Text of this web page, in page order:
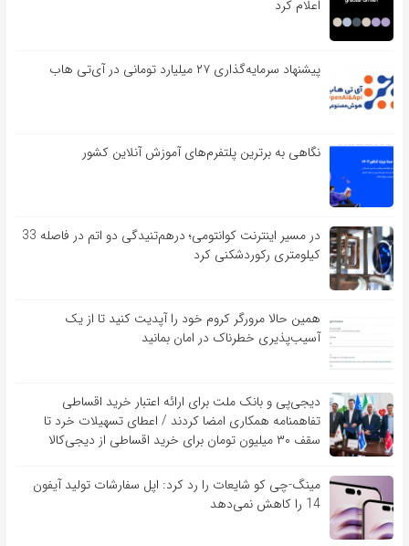
اعلام کرد
پیشنهاد سرمایه‌گذاری ۲۷ میلیارد تومانی در آی‌تی هاب
نگاهی به برترین پلتفرم‌های آموزش آنلاین کشور
در مسیر اینترنت کوانتومی؛ درهم‌تنیدگی دو اتم در فاصله 33
کیلومتری رکوردشکنی کرد
همین حالا مرورگر کروم خود را آپدیت کنید تا از یک
آسیب‌‌‌‌پذیری خطرناک در امان بمانید
دیجی‌پی و بانک ملت برای ارائه اعتبار خرید اقساطی
تفاهم‎نامه همکاری امضا کردند / اعطای تسهیلات خرد تا
سقف ۳۰ میلیون تومان برای خرید اقساطی از دیجی‌کالا
مینگ-چی کو شایعات را رد کرد: اپل سفارشات تولید آیفون
14 را کاهش نمی‌دهد